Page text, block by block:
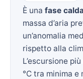
È una fase
massa d’aria
un’anomalia
rispetto alla
L’escursione
°C tra minima e